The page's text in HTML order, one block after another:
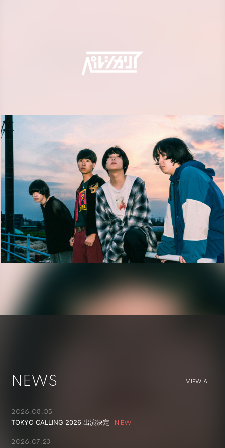
LIVE
BIOGRAPHY MV
CONTACT
NEWS VIEW ALL
2026.08.05
TOKYO CALLING 2026 出演決定
2026.07.23